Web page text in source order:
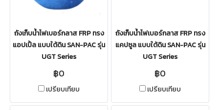
ถังเก็บน้ำไฟเบอร์กลาส FRP ทรง
แอปเปิ้ล แบบใต้ดิน SAN-PAC รุ่น
UGT Series
฿0
เปรียบเทียบ
ถังเก็บน้ำไฟเบอร์กลาส FRP ทรง
แคปซูล แบบใต้ดิน SAN-PAC รุ่น
UGT Series
฿0
เปรียบเทียบ